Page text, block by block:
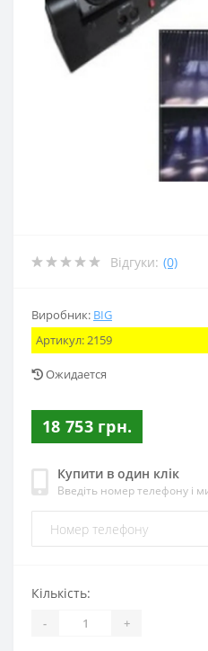
Відгуки: (0)
Виробник: BIG
Артикул:2159
Ожидается
18 753 грн.
Купити в один клік
Введіть номер телефону і
Кількість:
- +